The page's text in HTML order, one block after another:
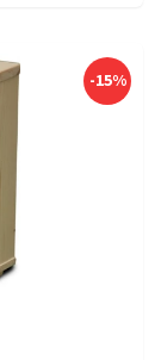
-15%